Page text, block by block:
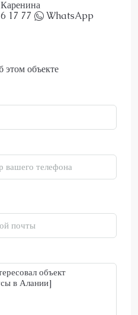
17 77
WhatsApp
объекте